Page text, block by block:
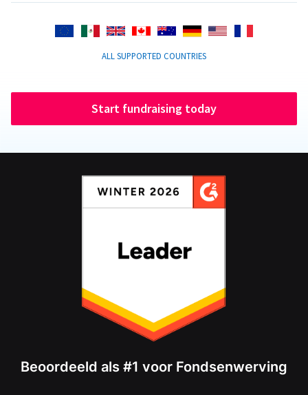
ALL SUPPORTED COUNTRIES
Start fundraising today
Beoordeeld als #1 voor Fondsenwerving